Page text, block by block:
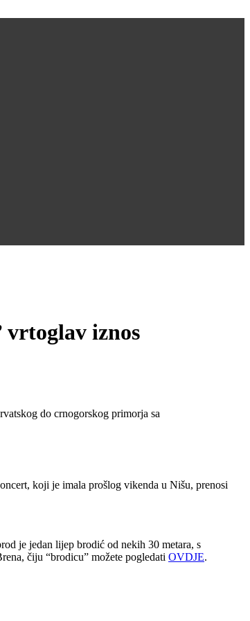
vrtoglav iznos
do crnogorskog primorja sa
koji je imala prošlog vikenda u Nišu, prenosi
je jedan lijep brodić od nekih 30 metara, s
čiju “brodicu” možete pogledati OVDJE.